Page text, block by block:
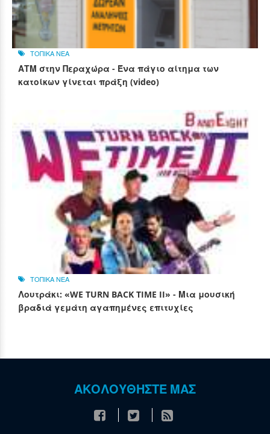
ΤΟΠΙΚΑ ΝΕΑ
ΑΤΜ στην Περαχώρα - Ένα πάγιο αίτημα των
κατοίκων γίνεται πράξη (video)
ΤΟΠΙΚΑ ΝΕΑ
Λουτράκι: «WE TURN BACK TIME II» - Μια μουσική
βραδιά γεμάτη αγαπημένες επιτυχίες
ΑΚΟΛΟΥΘΗΣΤΕ ΜΑΣ